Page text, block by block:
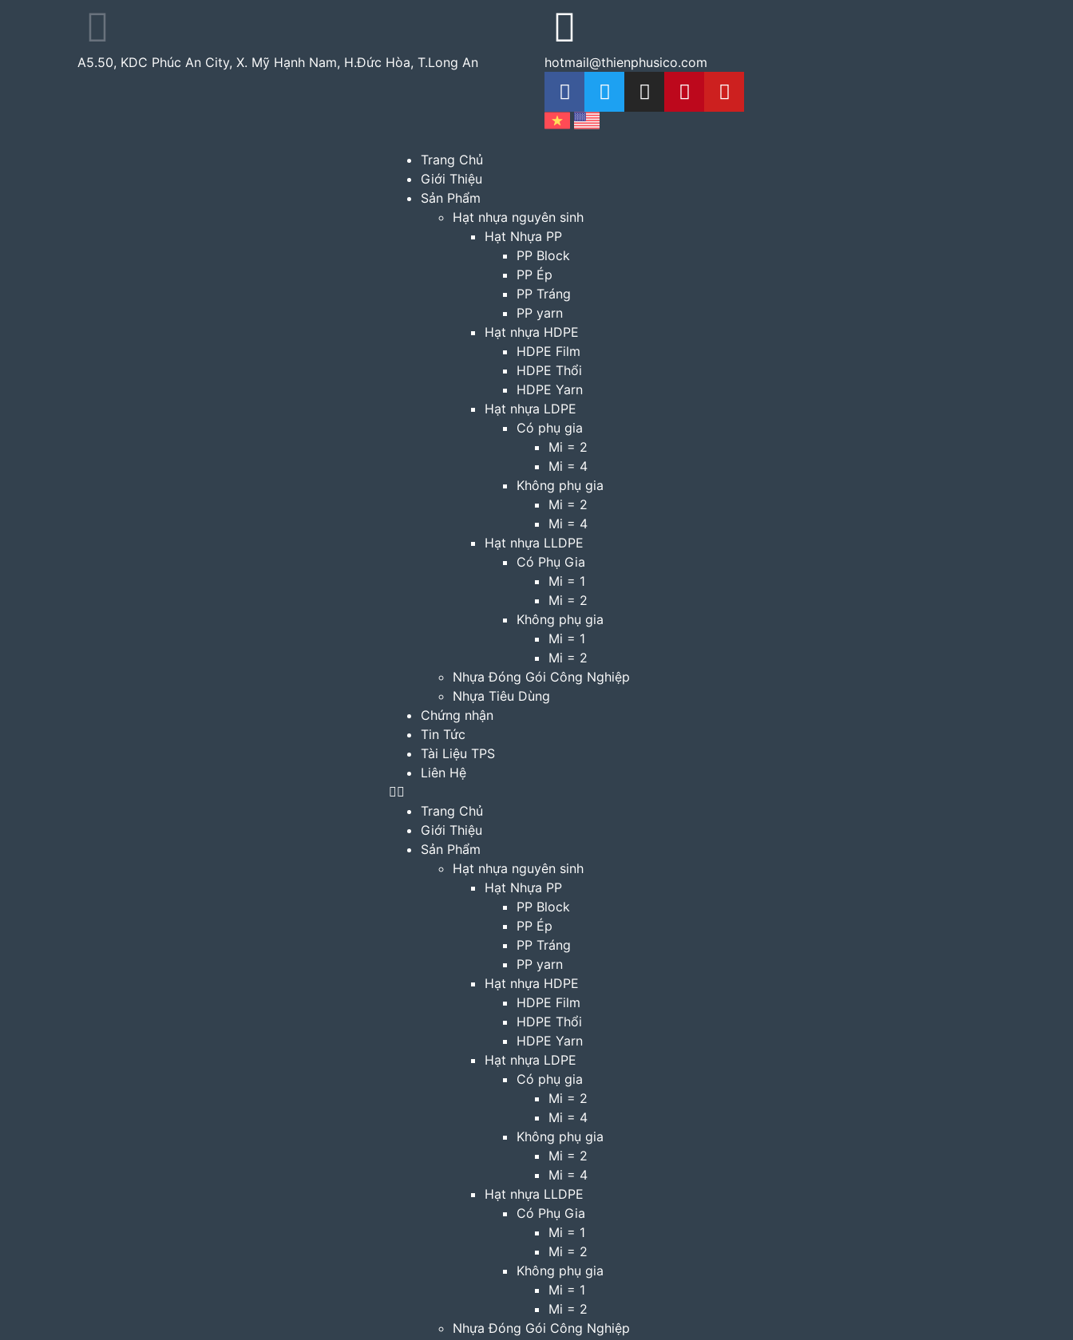
A5.50, KDC Phúc An City, X. Mỹ Hạnh Nam, H.Đức Hòa, T.Long An hotmail@thienphusico.com
Trang Chủ
Giới Thiệu
Sản Phẩm
Hạt nhựa nguyên sinh
Hạt Nhựa PP
PP Block
PP Ép
PP Tráng
PP yarn
Hạt nhựa HDPE
HDPE Film
HDPE Thổi
HDPE Yarn
Hạt nhựa LDPE
Có phụ gia
Mi = 2
Mi = 4
Không phụ gia
Mi = 2
Mi = 4
Hạt nhựa LLDPE
Có Phụ Gia
Mi = 1
Mi = 2
Không phụ gia
Mi = 1
Mi = 2
Nhựa Đóng Gói Công Nghiệp
Nhựa Tiêu Dùng
Chứng nhận
Tin Tức
Tài Liệu TPS
Liên Hệ
Trang Chủ
Giới Thiệu
Sản Phẩm
Hạt nhựa nguyên sinh
Hạt Nhựa PP
PP Block
PP Ép
PP Tráng
PP yarn
Hạt nhựa HDPE
HDPE Film
HDPE Thổi
HDPE Yarn
Hạt nhựa LDPE
Có phụ gia
Mi = 2
Mi = 4
Không phụ gia
Mi = 2
Mi = 4
Hạt nhựa LLDPE
Có Phụ Gia
Mi = 1
Mi = 2
Không phụ gia
Mi = 1
Mi = 2
Nhựa Đóng Gói Công Nghiệp